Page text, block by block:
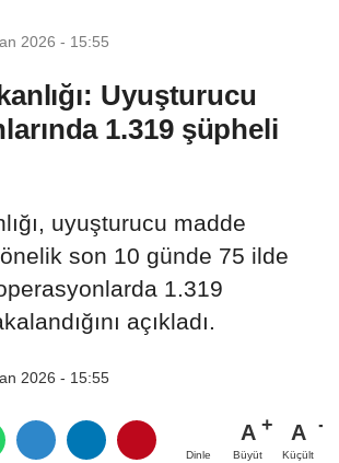
2026 - 15:55
Uyuşturucu
1.319 şüpheli
uyuşturucu madde
son 10 günde 75 ilde
1.319
açıkladı.
2026 - 15:55
Dinle
A
Büyüt
A
Küçült